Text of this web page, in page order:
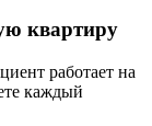
квартиру
работает на
каждый